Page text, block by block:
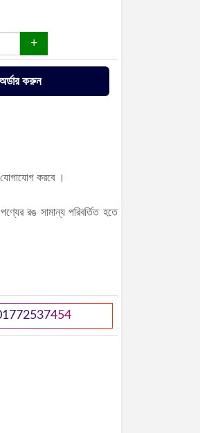
+
করুন
যোগাযোগ করবে ।
রঙ সামান্য পরিবর্তিত হতে